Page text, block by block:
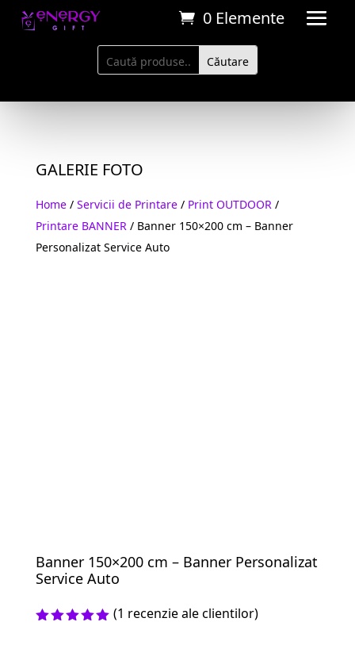
0 Elemente
GALERIE FOTO
Home/ Servicii de Printare/ Print OUTDOOR/
Printare BANNER/ Banner 150×200 cm – Banner
Personalizat Service Auto
Banner 150×200 cm – Banner Personalizat
Service Auto
(1 recenzie ale clientilor)